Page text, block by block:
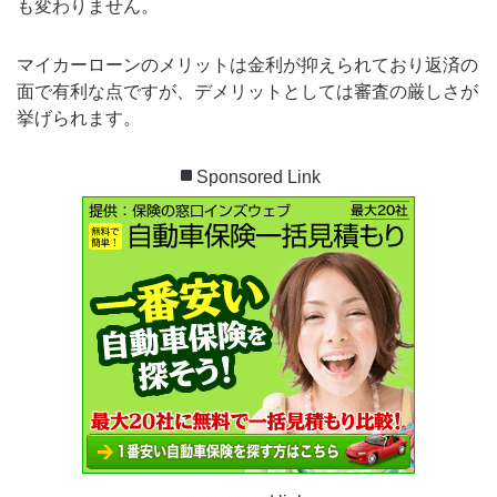
も変わりません。
マイカーローンのメリットは金利が抑えられており返済の
面で有利な点ですが、デメリットとしては審査の厳しさが
挙げられます。
Sponsored Link